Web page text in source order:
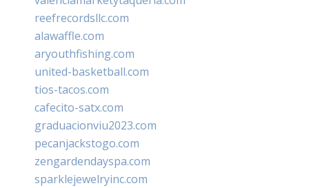
reefrecordsllc.com
alawaffle.com
aryouthfishing.com
united-basketball.com
tios-tacos.com
cafecito-satx.com
graduacionviu2023.com
pecanjackstogo.com
zengardendayspa.com
sparklejewelryinc.com